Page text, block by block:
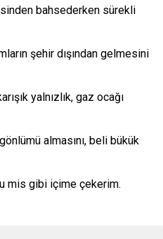
bahsederken sürekli
şehir dışından gelmesini
yalnızlık, gaz ocağı
almasını, beli bükük
mis gibi içime çekerim.